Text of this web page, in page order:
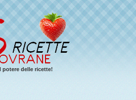
Il potere delle ricette!